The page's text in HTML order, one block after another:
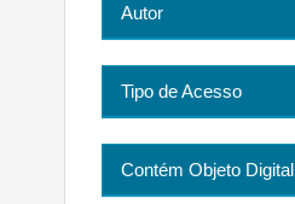
Autor
Tipo de Acesso
Contém Objeto Digital